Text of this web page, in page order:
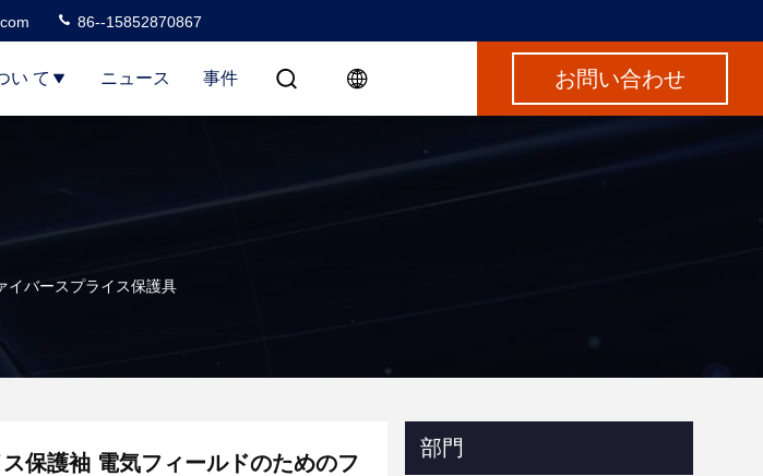
86--15852870867
い て ニュース 事件 お問い合わせ
イバースプライス保護具
保護袖 電気フィールドのためのフ
部門